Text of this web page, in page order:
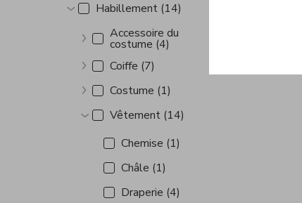
Show moreHabillement (14)
Show more
Accessoire du
costume (4)
Show more
Coiffe (7)
Show more
Costume (1)
Show more
Vêtement (14)
Chemise (1)
Châle (1)
Draperie (4)